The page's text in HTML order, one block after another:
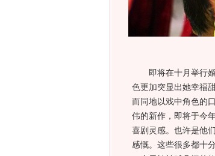
即将在十月举行婚
色更加突显出她幸福
而同地以戏中角色的
伟的新作，即将于今
喜剧灵感。也许是他
感慨。这些很多都十